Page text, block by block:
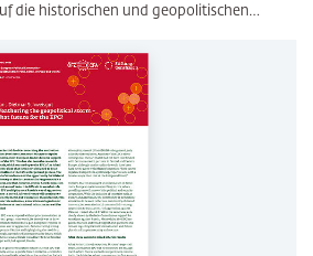
die historischen und geopolitischen…